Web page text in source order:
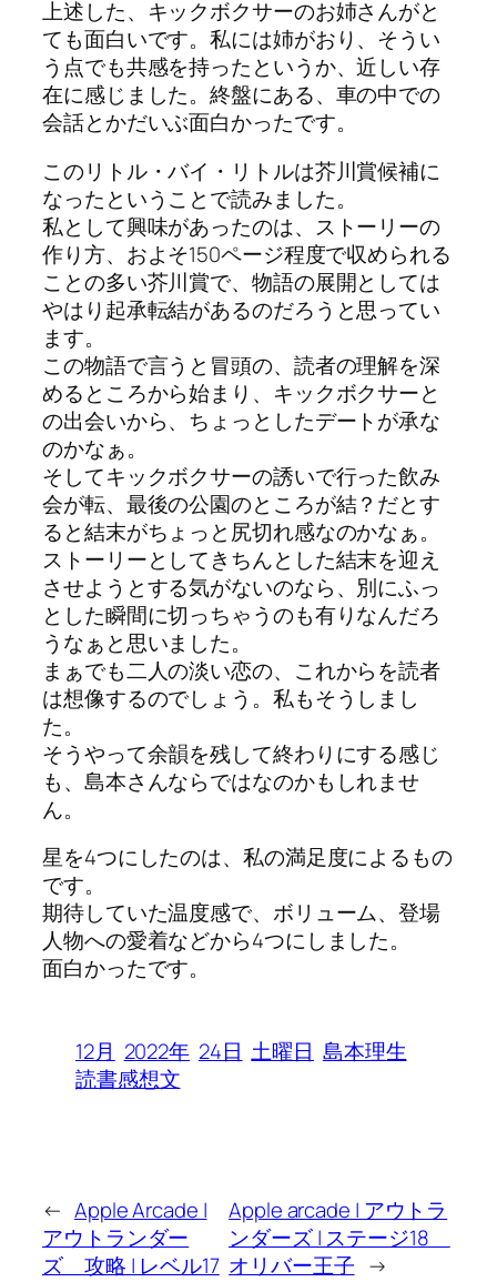
上述した、キックボクサーのお姉さんがと
ても面白いです。私には姉がおり、そうい
う点でも共感を持ったというか、近しい存
在に感じました。終盤にある、車の中での
会話とかだいぶ面白かったです。
このリトル・バイ・リトルは芥川賞候補に
なったということで読みました。
私として興味があったのは、ストーリーの
作り方、およそ150ページ程度で収められる
ことの多い芥川賞で、物語の展開としては
やはり起承転結があるのだろうと思ってい
ます。
この物語で言うと冒頭の、読者の理解を深
めるところから始まり、キックボクサーと
の出会いから、ちょっとしたデートが承な
のかなぁ。
そしてキックボクサーの誘いで行った飲み
会が転、最後の公園のところが結？だとす
ると結末がちょっと尻切れ感なのかなぁ。
ストーリーとしてきちんとした結末を迎え
させようとする気がないのなら、別にふっ
とした瞬間に切っちゃうのも有りなんだろ
うなぁと思いました。
まぁでも二人の淡い恋の、これからを読者
は想像するのでしょう。私もそうしまし
た。
そうやって余韻を残して終わりにする感じ
も、島本さんならではなのかもしれませ
ん。
星を4つにしたのは、私の満足度によるもの
です。
期待していた温度感で、ボリューム、登場
人物への愛着などから4つにしました。
面白かったです。
12月 2022年 24日 土曜日 島本理生
読書感想文
← Apple Arcade |
アウトランダー
ズ 攻略 | レベル17
Apple arcade | アウトラ
ンダーズ | ステージ18
オリバー王子 →